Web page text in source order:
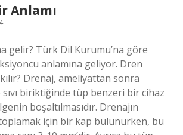
Anlamı
gelir? Türk Dil Kurumu’na göre
anlamına geliyor. Dren
Drenaj, ameliyattan sonra
biriktiğinde tüp benzeri bir cihaz
boşaltılmasıdır. Drenajın
toplamak için bir kap bulunurken, bu